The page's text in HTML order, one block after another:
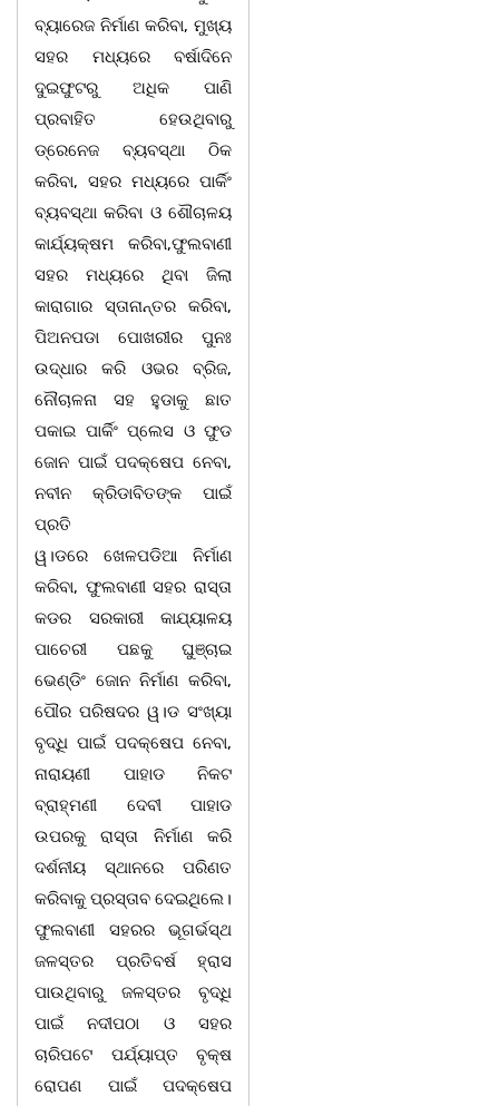
ବ୍ୟାରେଜ ନିର୍ମାଣ କରିବା, ମୁଖ୍ୟ
ସହର ମଧ୍ୟରେ ବର୍ଷାଦିନେ
ଦୁଇଫୁଟରୁ ଅଧିକ ପାଣି
ପ୍ରବାହିତ ହେଉଥିବାରୁ
ଡ୍ରେନେଜ ବ୍ୟବସ୍ଥା ଠିକ
କରିବା, ସହର ମଧ୍ୟରେ ପାର୍କିଂ
ବ୍ୟବସ୍ଥା କରିବା ଓ ଶୌଚାଳୟ
କାର୍ଯ୍ୟକ୍ଷମ କରିବା,ଫୁଲବାଣୀ
ସହର ମଧ୍ୟରେ ଥିବା ଜିଲା
କାରାଗାର ସ୍ତାନାନ୍ତର କରିବା,
ପିଅନପଡା ପୋଖରୀର ପୁନଃ
ଉଦ୍ଧାର କରି ଓଭର ବ୍ରିଜ,
ନୌଚାଳନା ସହ ହୁଡାକୁ ଛାତ
ପକାଇ ପାର୍କିଂ ପ୍ଲେସ ଓ ଫୁଡ
ଜୋନ ପାଇଁ ପଦକ୍ଷେପ ନେବା,
ନବୀନ କ୍ରିଡାବିତଙ୍କ ପାଇଁ
ପ୍ରତି
ୱ।ଡରେ ଖେଳପଡିଆ ନିର୍ମାଣ
କରିବା, ଫୁଲବାଣୀ ସହର ରାସ୍ତା
କଡର ସରକାରୀ କାଯ୍ୟାଳୟ
ପାଚେରୀ ପଛକୁ ଘୁଞ୍ଚାଇ
ଭେଣ୍ଡିଂ ଜୋନ ନିର୍ମାଣ କରିବା,
ପୌର ପରିଷଦର ୱ।ଡ ସଂଖ୍ୟା
ବୃଦ୍ଧି ପାଇଁ ପଦକ୍ଷେପ ନେବା,
ନାରାୟଣୀ ପାହାଡ ନିକଟ
ବ୍ରାହ୍ମଣୀ ଦେବୀ ପାହାଡ
ଉପରକୁ ରାସ୍ତା ନିର୍ମାଣ କରି
ଦର୍ଶନୀୟ ସ୍ଥାନରେ ପରିଣତ
କରିବାକୁ ପ୍ରସ୍ତାବ ଦେଇଥିଲେ।
ଫୁଲବାଣୀ ସହରର ଭୂଗର୍ଭସ୍ଥ
ଜଳସ୍ତର ପ୍ରତିବର୍ଷ ହ୍ରାସ
ପାଉଥିବାରୁ ଜଳସ୍ତର ବୃଦ୍ଧି
ପାଇଁ ନଦୀପଠା ଓ ସହର
ଚାରିପଟେ ପର୍ଯ୍ୟାପ୍ତ ବୃକ୍ଷ
ରୋପଣ ପାଇଁ ପଦକ୍ଷେପ